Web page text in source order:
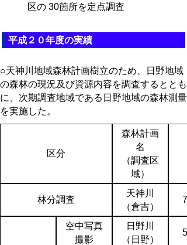
区の 30箇所を定点調査
平成２０年度の実績
○天神川地域森林計画樹立のため、日野地域
の森林の現況及び資源内容を調査するととも
に、次期調査地域である日野地域の森林測量
を実施した。
区分
森林計画
名
（調査区
域）
林分調査
天神川
（倉吉）
空中写真
撮影
日野川
（日野）